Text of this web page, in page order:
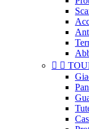
 